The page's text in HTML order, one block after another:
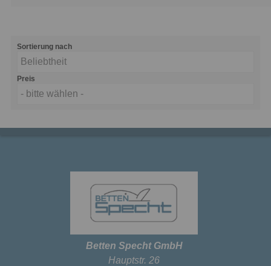
Sortierung nach
Beliebtheit
Preis
- bitte wählen -
Betten Specht GmbH
Hauptstr. 26